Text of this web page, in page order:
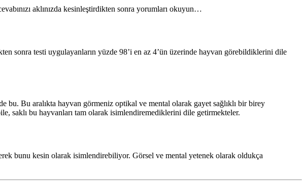
aklınızda kesinleştirdikten sonra yorumları okuyun…
sonra testi uygulayanların yüzde 98’i en az 4’ün üzerinde hayvan görebildiklerini dile
bu. Bu aralıkta hayvan görmeniz optikal ve mental olarak gayet sağlıklı bir birey
saklı bu hayvanları tam olarak isimlendiremediklerini dile getirmekteler.
bunu kesin olarak isimlendirebiliyor. Görsel ve mental yetenek olarak oldukça